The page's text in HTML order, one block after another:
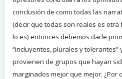
conclusión de como todas las
(decir que todas son reales es
lo es) entonces debemos darle
“incluyentes, plurales y tolerantes”
provienen de grupos que hayan
marginados mejor que mejor. ¿Por